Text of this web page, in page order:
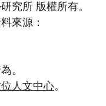
究所 版權所有。
來源：
。
人文中心。